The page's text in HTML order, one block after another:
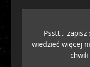
Psstt...
wiedzieć więcej
chwili